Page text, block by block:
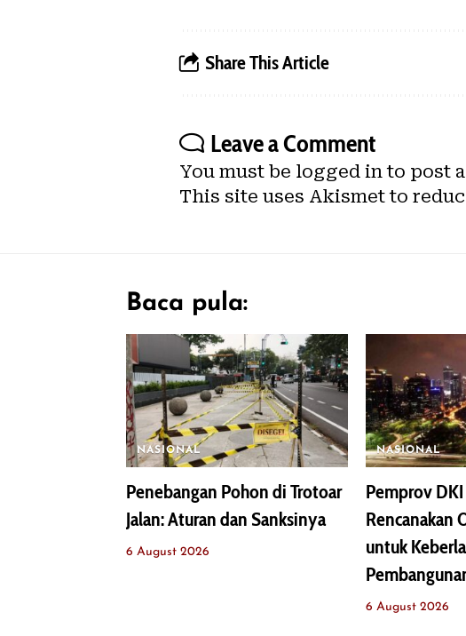
Share This Article
Leave a Comment
You must be logged in to post
This site uses Akismet to
Baca pula:
NASIONAL
Penebangan Pohon di Trotoar
Jalan: Aturan dan Sanksinya
6 August 2026
NASIONAL
Pemprov DKI
Rencanakan
untuk
6 August 2026